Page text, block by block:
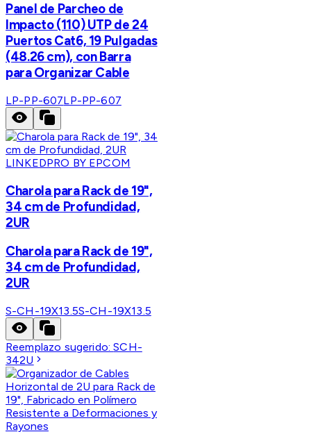
Panel de Parcheo de
Impacto (110) UTP de 24
Puertos Cat6, 19 Pulgadas
(48.26 cm), con Barra
para Organizar Cable
LP-PP-607LP-PP-607
LINKEDPRO BY EPCOM
Charola para Rack de 19",
34 cm de Profundidad,
2UR
Charola para Rack de 19",
34 cm de Profundidad,
2UR
S-CH-19X13.5S-CH-19X13.5
Reemplazo sugerido:SCH-
342U